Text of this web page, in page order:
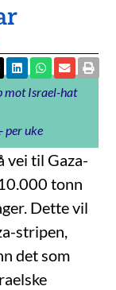
mot Israel-hat
per uke
vei til Gaza-
tonn
Dette vil
stripen,
det som